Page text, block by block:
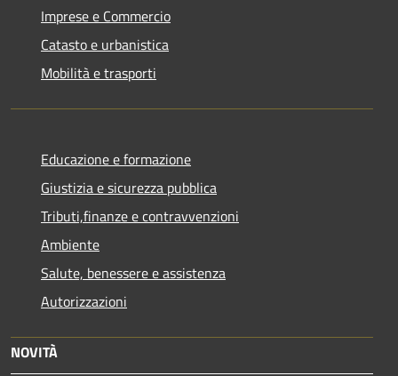
Imprese e Commercio
Catasto e urbanistica
Mobilità e trasporti
Educazione e formazione
Giustizia e sicurezza pubblica
Tributi,finanze e contravvenzioni
Ambiente
Salute, benessere e assistenza
Autorizzazioni
NOVITÀ